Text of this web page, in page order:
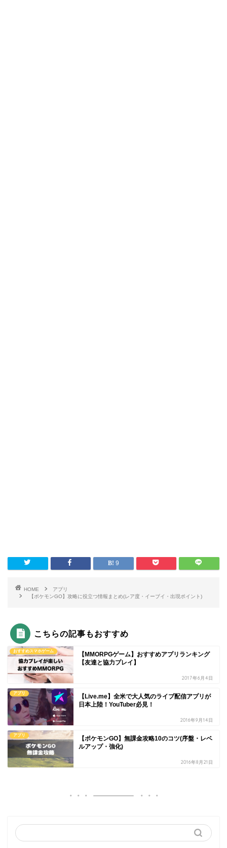
9
HOME
アプリ
【ポケモンGO】攻略に役立つ情報まとめ(レア度・イーブイ・出現ポイント)
こちらの記事もおすすめ
おすすめスマホゲーム
【MMORPGゲーム】おすすめアプリランキング
【友達と協力プレイ】
2017年6月4日
アプリ
【Live.me】全米で大人気のライブ配信アプリが
日本上陸！YouTuber必見！
2016年9月14日
アプリ
【ポケモンGO】無課金攻略10のコツ(序盤・レベ
ルアップ・強化)
2016年8月21日